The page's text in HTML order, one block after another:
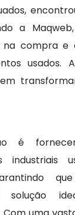
a
na compra e
usados.
é
industriais
solução